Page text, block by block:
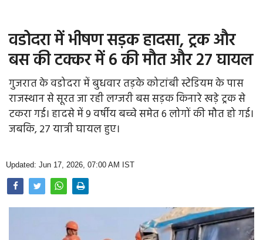
Office Office
Farm & Food
Opinion
Photo Gallery
वडोदरा में भीषण सड़क हादसा, ट्रक और
बस की टक्कर में 6 की मौत और 27 घायल
गुजरात के वडोदरा में बुधवार तड़के कोटांबी स्टेडियम के पास
राजस्थान से सूरत जा रही लग्जरी बस सड़क किनारे खड़े ट्रक से
टकरा गई। हादसे में 9 वर्षीय बच्चे समेत 6 लोगों की मौत हो गई।
जबकि, 27 यात्री घायल हुए।
Updated: Jun 17, 2026, 07:00 AM IST